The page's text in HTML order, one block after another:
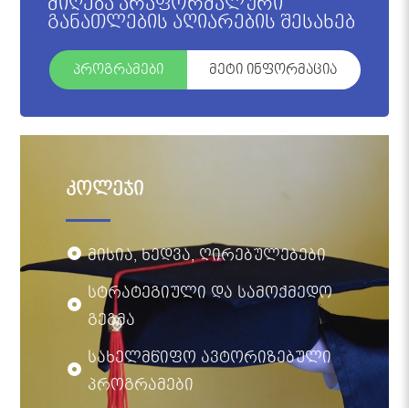
განათლების აღიარების შესახებ
პროგრამები მეტი ინფორმაცია
კოლეჯი
მისია, ხედვა, ღირებულებები
სტრატეგიული და სამოქმედო
გეგმა
სახელმწიფო ავტორიზებული
პროგრამები